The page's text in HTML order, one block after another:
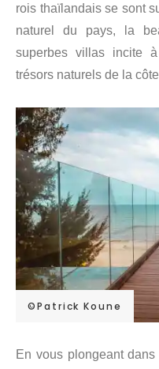
rois thaïlandais se sont
naturel du pays, la
superbes villas incite
trésors naturels de la
©Patrick Koune
En vous plongeant